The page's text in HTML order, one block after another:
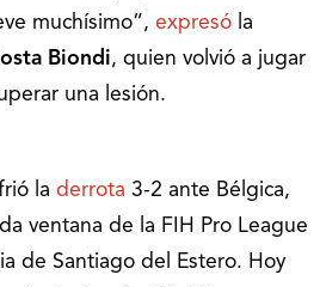
muchísimo”, expresó la
Biondi, quien volvió a jugar
una lesión.
la derrota 3-2 ante Bélgica,
ventana de la FIH Pro League
de Santiago del Estero. Hoy